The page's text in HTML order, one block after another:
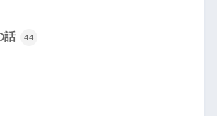
話 44